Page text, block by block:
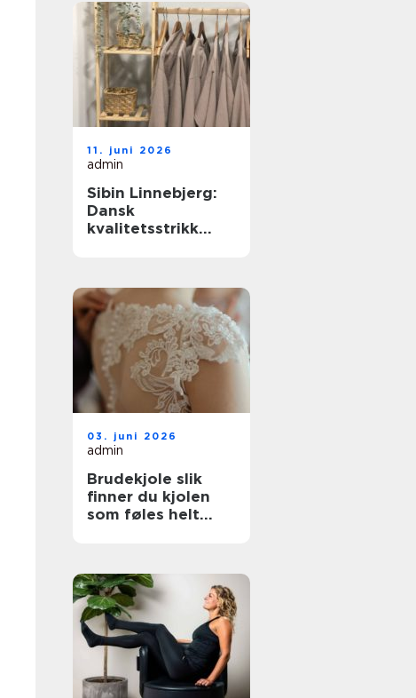
11. juni 2026
admin
Sibin Linnebjerg:
Dansk
kvalitetsstrikk
03. juni 2026
admin
Brudekjole slik
finner du kjolen
som føles helt